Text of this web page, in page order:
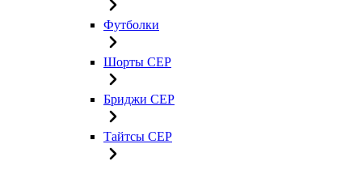
Футболки
Шорты CEP
Бриджи CEP
Тайтсы CEP